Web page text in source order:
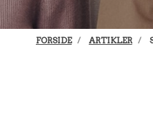
FORSIDE ARTIKLER